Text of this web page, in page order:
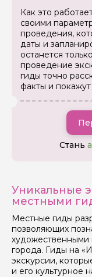
Как это
своими
проведения,
даты и
останется
проведение
гиды точно
факты и
Стань
Уникальные
местными
Местные гиды
позволяющих
художественными
города. Гиды на
экскурсии,
и его культурное